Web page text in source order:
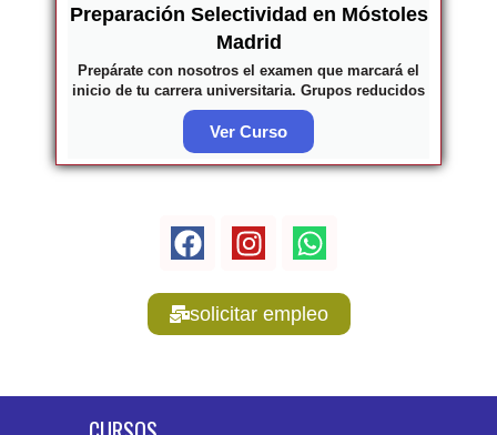
Preparación Selectividad en Móstoles
Madrid
Prepárate con nosotros el examen que marcará el
inicio de tu carrera universitaria. Grupos reducidos
Ver Curso
solicitar empleo